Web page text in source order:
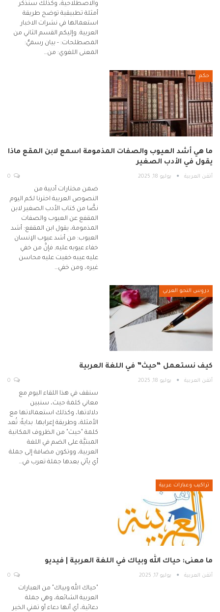
والاصطلاحية، وكذلك سنذكر
أمثلة تطبيقية توضح طريقة
استعمالها في نشرات الاخبار
العربية. وإليكم القسم الثاني من
المصطلحات: - بيان رسميٌّ:
المعنى اللغوي: من…
حكم
ما هي أشد العيوب والصفات المذمومة اسمع لابن المقع ماذا
يقول في الأدب الصغير
أتقن العربية يوليو 18, 2025
ضمن مختارات أدبية من
النصوص العربية اخترنا لكم اليوم
نصًّا من كتاب الأدب الصغير لابن
المقفع عن العيوب والصفات
المذمومة، يقول ابن المقفع: أشد
العيوب: من أشد عيوب الإنسان
خفاء عيوبه عليه, فإنَّ من خفي
عليه عيبه خفيت عليه محاسن
غيره، ومن خفي…
دروس النحو العربي
كيف نستعمل “حيث” في اللغة العربية
أتقن العربية يوليو 18, 2025
سنقف في هذا اللقاء اليوم مع
معاني كلمة حيث، سنبين
دلالاتها، وكذلك استعمالاتها مع
الأمثلة، وطريقة إعرابها. بدايةً: تُعد
كلمة "حيث" من الظروف المكانية
المبنيَّة على الضم في اللغة
العربية، ووتكون مضافة إلى جملة
أي يأتي بعدها جملة تعرب في…
تراكيب وعبارات عربية
ما معنى: حياك الله وبياك في اللغة العربية | فيديو
أتقن العربية يوليو 17, 2025
"حياك الله وبياك" من العبارات
العربية الشائعة، وهي جملة
دعائية، أي أنها دعاء أو تمني الخير